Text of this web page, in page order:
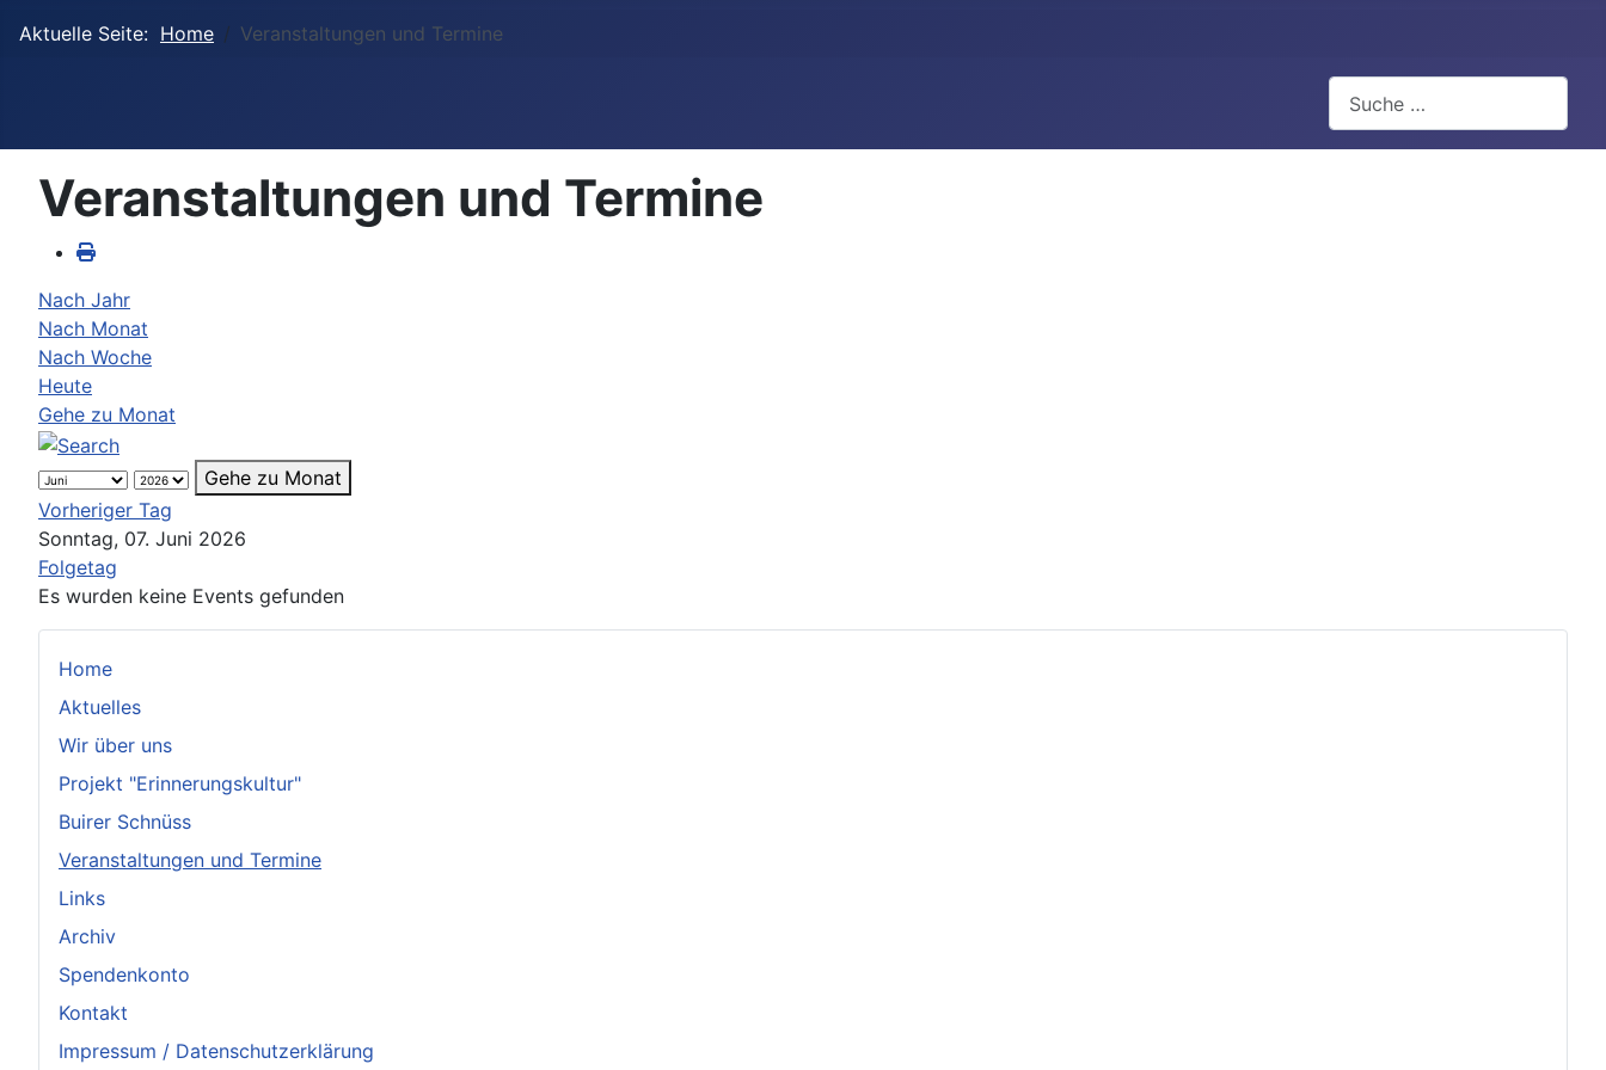
Aktuelle Seite: Home Veranstaltungen und Termine
Home
Aktuelles
Wir über uns
Projekt "Erinnerungskultur"
Buirer Schnüss
Veranstaltungen und Termine
Links
Archiv
Spendenkonto
Kontakt
Impressum / Datenschutzerklärung
Veranstaltungen und Termine
Nach Jahr
Nach Monat
Nach Woche
Heute
Gehe zu Monat
Gehe zu Monat
Vorheriger Tag
Sonntag, 07. Juni 2026
Folgetag
Es wurden keine Events gefunden